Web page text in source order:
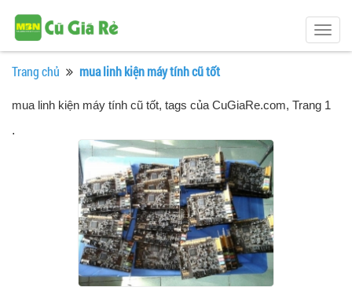
Trang chủ mua linh kiện máy tính cũ tốt
mua linh kiện máy tính cũ tốt, tags của CuGiaRe.com, Trang 1
.